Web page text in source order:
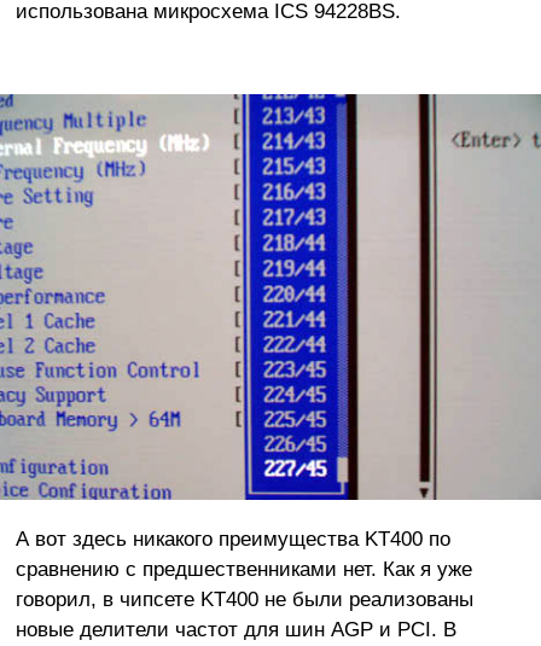
использована микросхема ICS 94228BS.
А вот здесь никакого преимущества KT400 по
сравнению с предшественниками нет. Как я уже
говорил, в чипсете KT400 не были реализованы
новые делители частот для шин AGP и PCI. В